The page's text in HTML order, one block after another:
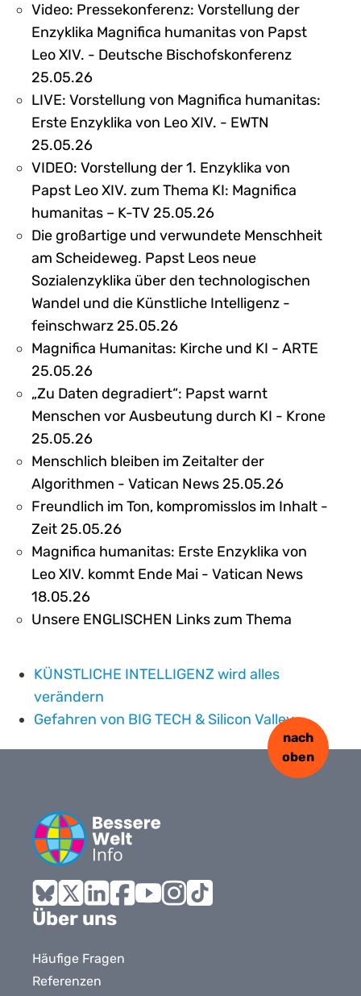
Video: Pressekonferenz: Vorstellung der
Enzyklika Magnifica humanitas von Papst
Leo XIV. - Deutsche Bischofskonferenz
25.05.26
LIVE: Vorstellung von Magnifica humanitas:
Erste Enzyklika von Leo XIV. - EWTN
25.05.26
VIDEO: Vorstellung der 1. Enzyklika von
Papst Leo XIV. zum Thema KI: Magnifica
humanitas – K-TV 25.05.26
Die großartige und verwundete Menschheit
am Scheideweg. Papst Leos neue
Sozialenzyklika über den technologischen
Wandel und die Künstliche Intelligenz -
feinschwarz 25.05.26
Magnifica Humanitas: Kirche und KI - ARTE
25.05.26
„Zu Daten degradiert“: Papst warnt
Menschen vor Ausbeutung durch KI - Krone
25.05.26
Menschlich bleiben im Zeitalter der
Algorithmen - Vatican News 25.05.26
Freundlich im Ton, kompromisslos im Inhalt -
Zeit 25.05.26
Magnifica humanitas: Erste Enzyklika von
Leo XIV. kommt Ende Mai - Vatican News
18.05.26
Unsere ENGLISCHEN Links zum Thema
KÜNSTLICHE INTELLIGENZ wird alles
verändern
Gefahren von BIG TECH & Silicon Valley
Bluesky
X LinkedInFacebook
nach
oben
Über uns
Häufige Fragen
Referenzen